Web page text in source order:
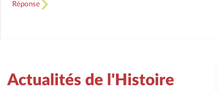
Réponse
Actualités de l'Histoire